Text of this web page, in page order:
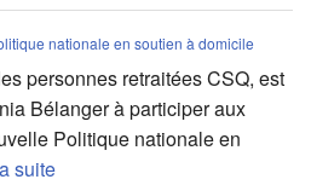
nationale en soutien à domicile
personnes retraitées CSQ, est
Bélanger à participer aux
Politique nationale en
suite